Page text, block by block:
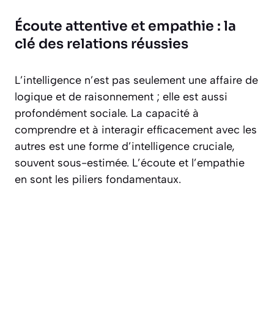
Écoute attentive et empathie : la
clé des relations réussies
L’intelligence n’est pas seulement une affaire de
logique et de raisonnement ; elle est aussi
profondément sociale. La capacité à
comprendre et à interagir efficacement avec les
autres est une forme d’intelligence cruciale,
souvent sous-estimée. L’écoute et l’empathie
en sont les piliers fondamentaux.